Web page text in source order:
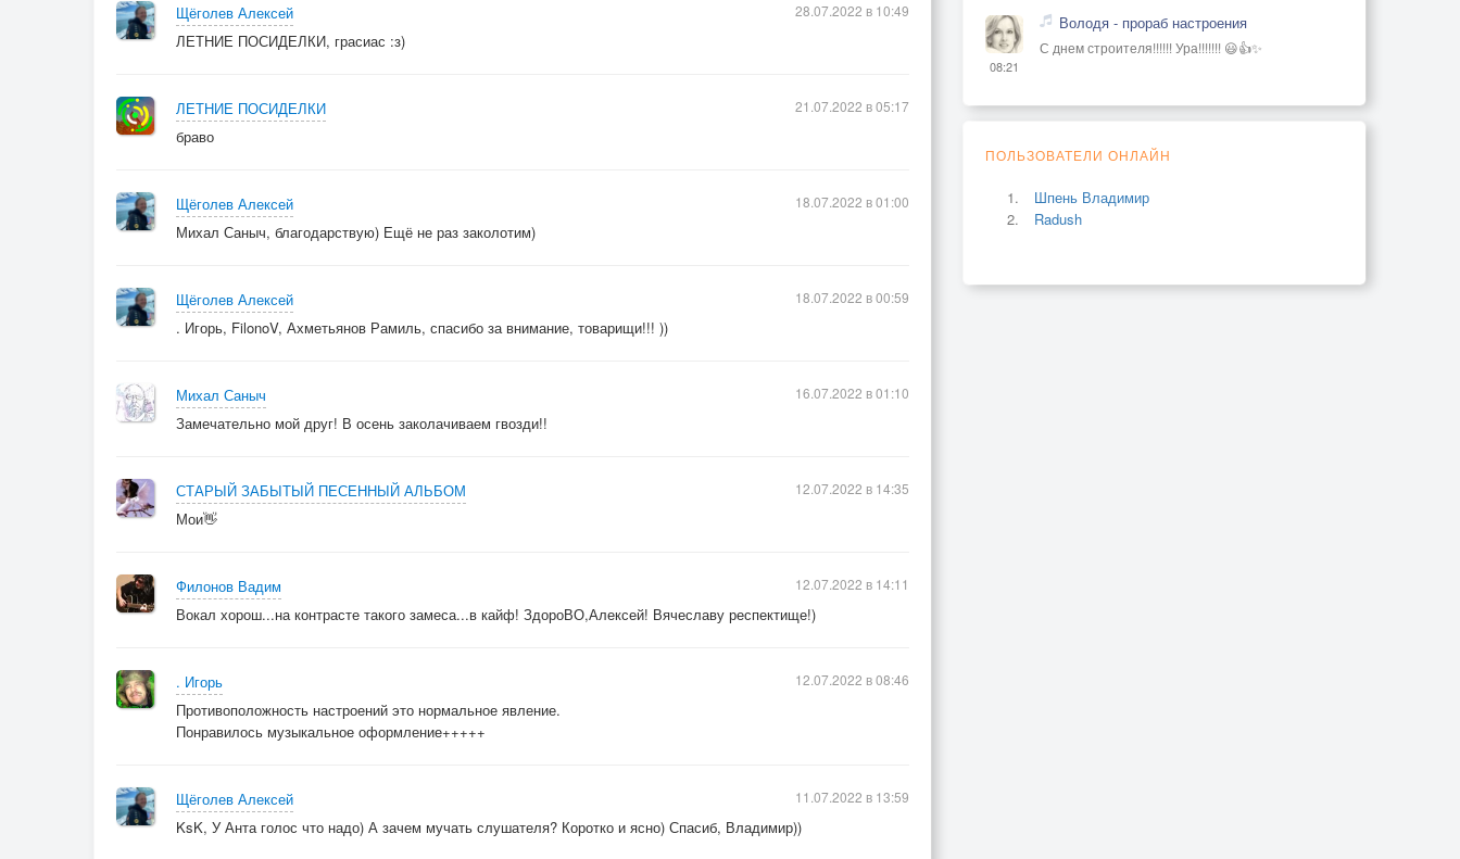
Щёголев Алексей
ЛЕТНИЕ ПОСИДЕЛКИ, грасиас :з)
28.07.2022 в 10:49
ЛЕТНИЕ ПОСИДЕЛКИ
браво
21.07.2022 в 05:17
Щёголев Алексей
Михал Саныч, благодарствую) Ещё не раз заколотим)
18.07.2022 в 01:00
Щёголев Алексей
. Игорь, FilonoV, Ахметьянов Рамиль, спасибо за внимание, товарищи!!! ))
18.07.2022 в 00:59
Михал Саныч
Замечательно мой друг! В осень заколачиваем гвозди!!
16.07.2022 в 01:10
СТАРЫЙ ЗАБЫТЫЙ ПЕСЕННЫЙ АЛЬБОМ
Мои👋
12.07.2022 в 14:35
Филонов Вадим
Вокал хорош...на контрасте такого замеса...в кайф! ЗдороВО,Алексей! Вячеславу респектище!)
12.07.2022 в 14:11
. Игорь
Противоположность настроений это нормальное явление.
Понравилось музыкальное оформление+++++
12.07.2022 в 08:46
Щёголев Алексей
KsK, У Анта голос что надо) А зачем мучать слушателя? Коротко и ясно) Спасиб, Владимир))
11.07.2022 в 13:59
08:21
Володя - прораб настроения
С днем строителя!!!!!! Ура!!!!!!! 😃👍✨
ПОЛЬЗОВАТЕЛИ ОНЛАЙН
Шпень Владимир
Radush